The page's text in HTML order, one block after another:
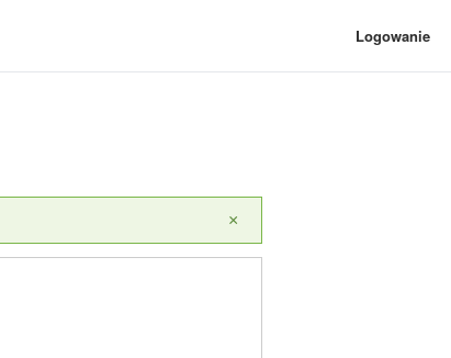
Logowanie
×